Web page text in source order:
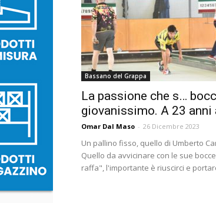
Bassano del Grappa
La passione che s…
giovanissimo. A 23 anni
Omar Dal Maso - 26 Dicembre 2023
Un pallino fisso, quello di Umberto
Quello da avvicinare con le sue
raffa", l'importante è riuscirci e